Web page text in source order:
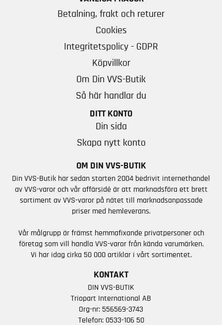
Betalning, frakt och returer
Cookies
Integritetspolicy - GDPR
Köpvillkor
Om Din VVS-Butik
Så här handlar du
DITT KONTO
Din sida
Skapa nytt konto
OM DIN VVS-BUTIK
Din VVS-Butik har sedan starten 2004 bedrivit internethandel
av VVS-varor och vår affärsidé är att marknadsföra ett brett
sortiment av VVS-varor på nätet till marknadsanpassade
priser med hemleverans.
Vår målgrupp är främst hemmafixande privatpersoner och
företag som vill handla VVS-varor från kända varumärken.
Vi har idag cirka 50 000 artiklar i vårt sortimentet.
KONTAKT
DIN VVS-BUTIK
Triopart International AB
Org-nr: 556569-3743
Telefon: 0533-106 50